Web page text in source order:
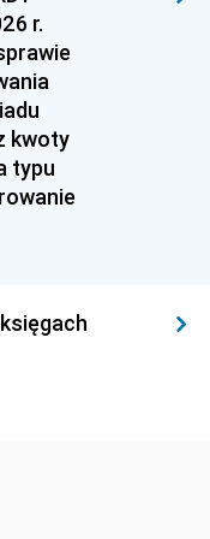
1939
1936
1927
r.
kwoty
typu